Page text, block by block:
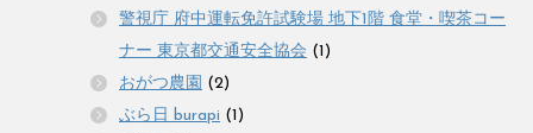
警視庁 府中運転免許試験場 地下1階 食堂・喫茶コー
ナー 東京都交通安全協会 (1)
おがつ農園 (2)
ぶら日 burapi (1)